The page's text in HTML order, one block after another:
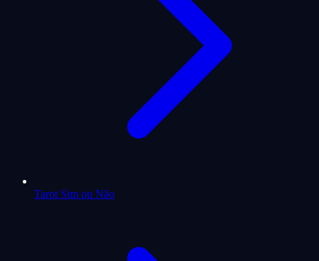
Tarot Sim ou Não